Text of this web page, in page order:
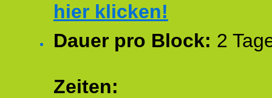
hier klicken!
Dauer pro Block: 2
Zeiten: